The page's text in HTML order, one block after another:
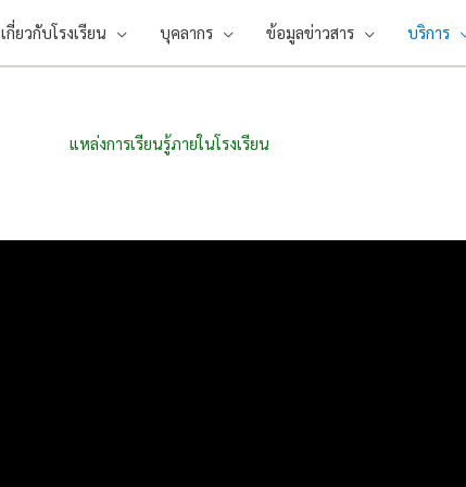
เกี่ยวกับโรงเรียน บุคลากร ข้อมูลข่าวสาร บริการ
แหล่งการเรียนรู้ภายในโรงเรียน